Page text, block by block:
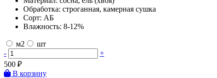
Обработка: строганная, камерная сушка
Сорт: АБ
Влажность: 8-12%
м2
шт
-
+
500 ₽
В корзину